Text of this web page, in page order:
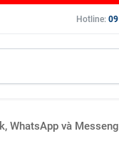
Hotline:
WhatsApp và